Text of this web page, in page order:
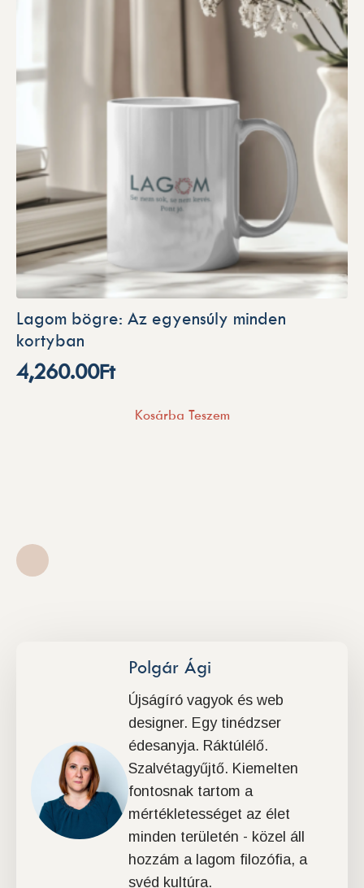
Lagom bögre: Az egyensúly minden
kortyban
4,260.00Ft
Kosárba Teszem
Polgár Ági
Újságíró vagyok és web
designer. Egy tinédzser
édesanyja. Ráktúlélő.
Szalvétagyűjtő. Kiemelten
fontosnak tartom a
mértékletességet az élet
minden területén - közel áll
hozzám a lagom filozófia, a
svéd kultúra.